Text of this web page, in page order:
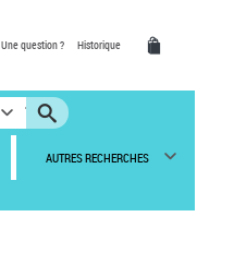
Une question ? Historique
AUTRES RECHERCHES